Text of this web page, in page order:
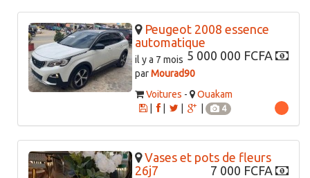
Peugeot 2008 essence
automatique
5 000 000 FCFA
il y a 7 mois
parMourad90
Voitures -
Ouakam
|
4
Vases et pots de fleurs
26j7
7 000 FCFA